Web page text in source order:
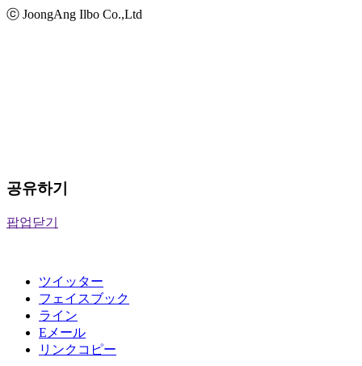
ⓒ JoongAng Ilbo Co.,Ltd
공유하기
팝업닫기
ツイッター
フェイスブック
ライン
Eメール
リンクコピー